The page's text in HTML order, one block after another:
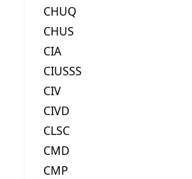
CHUQ
CHUS
CIA
CIUSSS
CIV
CIVD
CLSC
CMD
CMP